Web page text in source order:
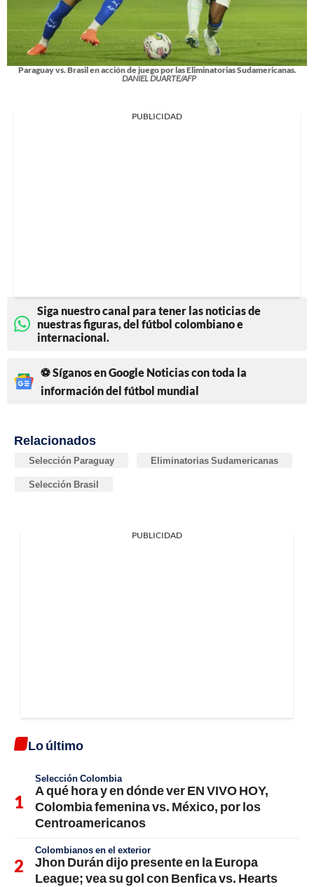
Paraguay vs. Brasil en acción de juego por las Eliminatorias Sudamericanas.
DANIEL DUARTE/AFP
PUBLICIDAD
Siga nuestro canal para tener las noticias de
nuestras figuras, del fútbol colombiano e
internacional.
⚽ Síganos en Google Noticias con toda la
información del fútbol mundial
Relacionados
Selección Paraguay Eliminatorias Sudamericanas
Selección Brasil
PUBLICIDAD
Lo último
Selección Colombia
A qué hora y en dónde ver EN VIVO HOY,
Colombia femenina vs. México, por los
Centroamericanos
Colombianos en el exterior
Jhon Durán dijo presente en la Europa
League; vea su gol con Benfica vs. Hearts